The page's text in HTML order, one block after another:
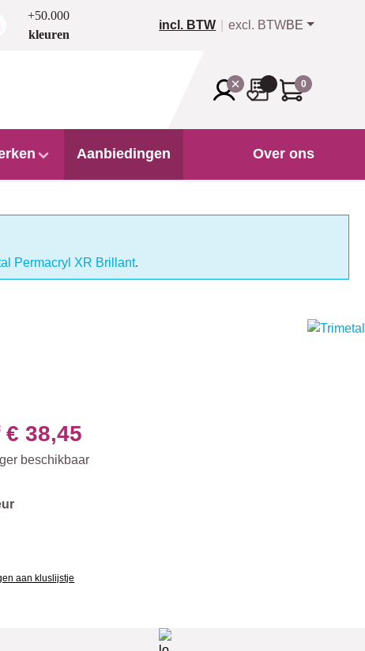
+50.000
kleuren
incl. BTW excl. BTWBE
0
Aanbiedingen Over ons
Permacryl XR Brillant.
€ 38,45
beschikbaar
aan kluslijstje